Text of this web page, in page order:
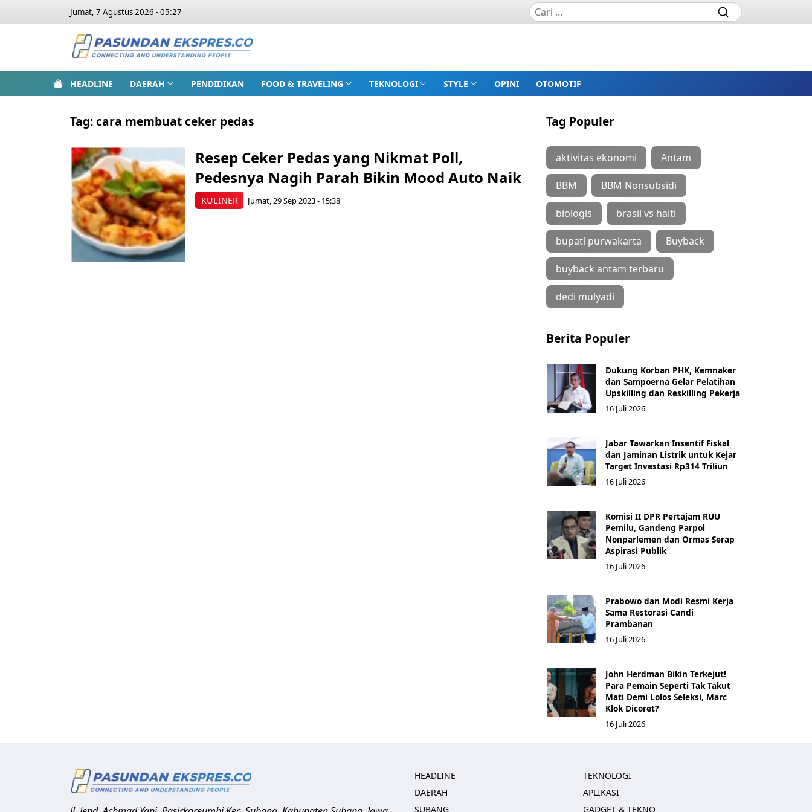
Jumat, 7 Agustus 2026 - 05:27
HEADLINE DAERAH PENDIDIKAN FOOD & TRAVELING TEKNOLOGI STYLE OPINI OTOMOTIF
Tag:cara membuat ceker pedas
KULINER
Resep Ceker Pedas yang Nikmat Poll,
Pedesnya Nagih Parah Bikin Mood Auto Naik
Jumat, 29 Sep 2023 - 15:38
Tag Populer
aktivitas ekonomi Antam
BBM BBM Nonsubsidi
biologis brasil vs haiti
bupati purwakarta Buyback
buyback antam terbaru
dedi mulyadi
Berita Populer
Dukung Korban PHK, Kemnaker
dan Sampoerna Gelar Pelatihan
Upskilling dan Reskilling Pekerja
16 Juli 2026
Jabar Tawarkan Insentif Fiskal
dan Jaminan Listrik untuk Kejar
Target Investasi Rp314 Triliun
16 Juli 2026
Komisi II DPR Pertajam RUU
Pemilu, Gandeng Parpol
Nonparlemen dan Ormas Serap
Aspirasi Publik
16 Juli 2026
Prabowo dan Modi Resmi Kerja
Sama Restorasi Candi
Prambanan
16 Juli 2026
John Herdman Bikin Terkejut!
Para Pemain Seperti Tak Takut
Mati Demi Lolos Seleksi, Marc
Klok Dicoret?
16 Juli 2026
HEADLINE
DAERAH
SUBANG
TEKNOLOGI
APLIKASI
GADGET & TEKNO